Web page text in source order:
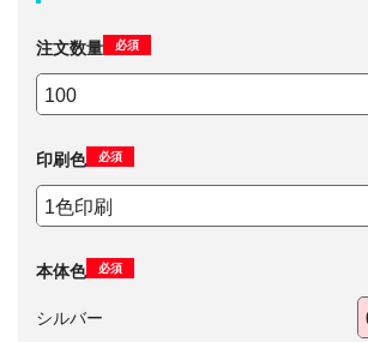
注文数量 必須
印刷色 必須
本体色 必須
シルバー